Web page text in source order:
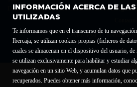
INFORMACIÓN ACERCA DE
UTILIZADAS
Te informamos que en el transcurso de tu
Ibercaja, se utilizan cookies propias (ficheros de
cuales se almacenan en el dispositivo del usuario,
se utilizan exclusivamente para habilitar y estudiar
navegación en un sitio Web, y acumulan datos que
recuperados. Puedes obtener más información,
Domicilio social: Joaquín Costa, 13. 50001 Zaragoza.
Política de